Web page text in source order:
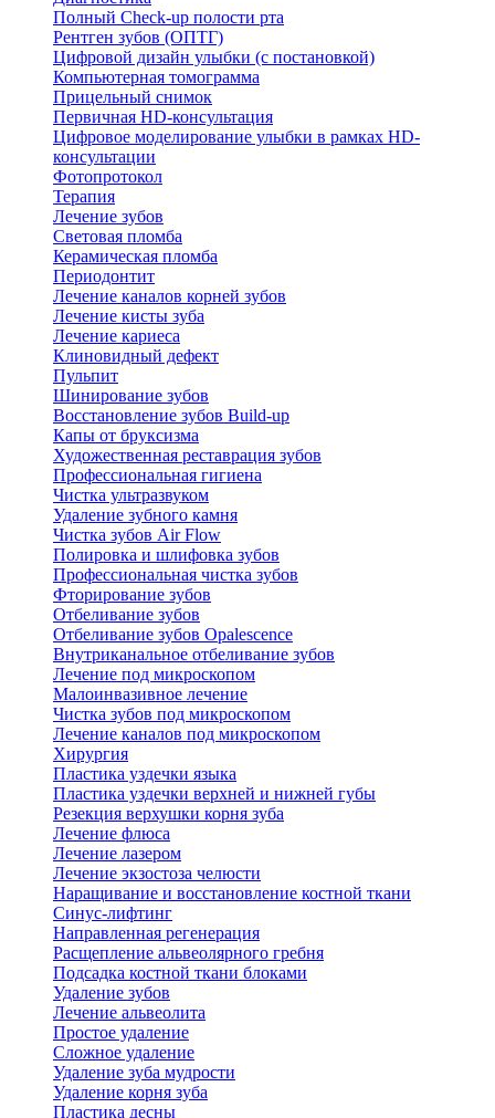
Полный Check-up полости рта
Рентген зубов (ОПТГ)
Цифровой дизайн улыбки (с постановкой)
Компьютерная томограмма
Прицельный снимок
Первичная HD-консультация
Цифровое моделирование улыбки в рамках HD-
консультации
Фотопротокол
Терапия
Лечение зубов
Световая пломба
Керамическая пломба
Периодонтит
Лечение каналов корней зубов
Лечение кисты зуба
Лечение кариеса
Клиновидный дефект
Пульпит
Шинирование зубов
Восстановление зубов Build-up
Капы от бруксизма
Художественная реставрация зубов
Профессиональная гигиена
Чистка ультразвуком
Удаление зубного камня
Чистка зубов Air Flow
Полировка и шлифовка зубов
Профессиональная чистка зубов
Фторирование зубов
Отбеливание зубов
Отбеливание зубов Opalescence
Внутриканальное отбеливание зубов
Лечение под микроскопом
Малоинвазивное лечение
Чистка зубов под микроскопом
Лечение каналов под микроскопом
Хирургия
Пластика уздечки языка
Пластика уздечки верхней и нижней губы
Резекция верхушки корня зуба
Лечение флюса
Лечение лазером
Лечение экзостоза челюсти
Наращивание и восстановление костной ткани
Синус-лифтинг
Направленная регенерация
Расщепление альвеолярного гребня
Подсадка костной ткани блоками
Удаление зубов
Лечение альвеолита
Простое удаление
Сложное удаление
Удаление зуба мудрости
Удаление корня зуба
Пластика десны